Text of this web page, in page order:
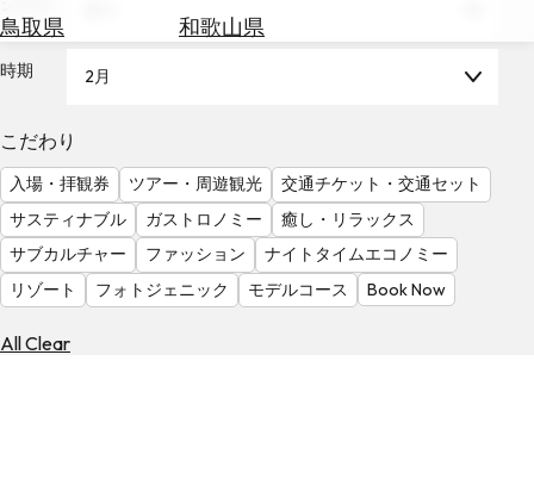
鳥取県
和歌山県
を
調
べ
る
天
気
を
見
る
時期 2月
こだわり
入場・拝観券 ツアー・周遊観光
交通チケット・交通セット
サスティナブル
ガストロノミー
癒し・リラックス
サブカルチャー
ファッション
ナイトタイムエコノミー
リゾート
フォトジェニック モデルコース Book Now
All Clear